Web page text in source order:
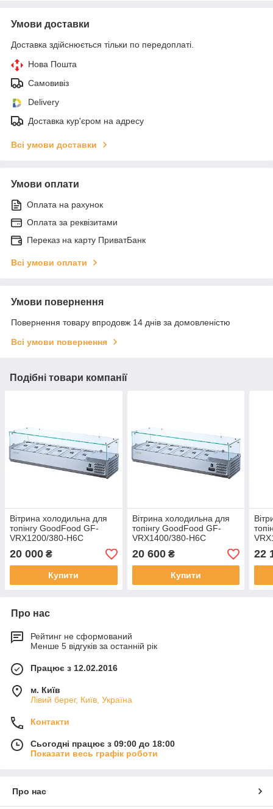
Умови доставки
Доставка здійснюється тільки по передоплаті.
Нова Пошта
Самовивіз
Delivery
Доставка кур'єром на адресу
Всі умови доставки
Умови оплати
Оплата на рахунок
Оплата за реквізитами
Переказ на карту ПриватБанк
Всі умови оплати
Умови повернення
Повернення товару впродовж 14 днів за домовленістю
Всі умови повернення
Подібні товари компанії
Вітрина холодильна для
топінгу GoodFood GF-
VRX1200/380-H6C
20 000 ₴
Купити
Вітрина холодильна для
топінгу GoodFood GF-
VRX1400/380-H6C
20 600₴
Купити
22
Про нас
Рейтинг не сформований
Менше 5 відгуків за останній рік
Працює з 12.02.2016
м. Київ
Лівий берег, Київ, Україна
Контакти
Сьогодні працює з 09:00 до 18:00
Показати весь графік роботи
Про нас